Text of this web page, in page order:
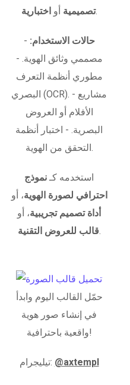
تصميمية أو اختبارية .
حالات الاستخدام: -
مصممي وثائق الهوية. -
مطوري أنظمة التعرف
البصري (OCR). - مشاريع
الأفلام أو العروض
البصرية. - اختبار أنظمة
التحقق من الهوية.
استخدمه كـنموذج
احترافي لصورة الهوية، أو
أداة تصميم تجريبية، أو
قالب للعروض التقنية.
حمّل القالب اليوم وابدأ
في إنشاء صور هوية
واقعية باحترافية!
تيليجرام: @axtempl